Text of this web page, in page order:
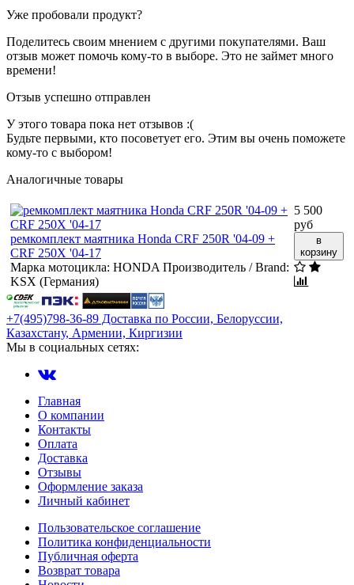
Уже пробовали продукт?
Поделитесь своим мнением с другими покупателями. Ваш
отзыв может помочь кому-то в выборе. Это не займет много
времени!
Отзыв успешно отправлен
У этого товара пока нет отзывов :(
Будьте первыми, кто посоветует его. Этим вы очень поможете
кому-то с выбором!
Аналогичные товары
ремкомплект маятника Honda CRF 250R '04-09 +
CRF 250X '04-17
Марка мотоцикла: HONDA Производитель / Brand:
KSX (Германия)
5 500
руб
в
корзину
+7(495)798-36-89 Доставка по России, Белоруссии,
Казахстану, Армении, Киргизии
Мы в социальных сетях:
Главная
О компании
Контакты
Оплата
Доставка
Отзывы
Оформление заказа
Личный кабинет
Пользовательское соглашение
Политика конфиденциальности
Публичная оферта
Возврат товара